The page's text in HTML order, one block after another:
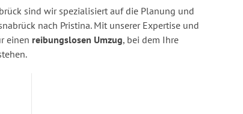
sind wir spezialisiert auf die Planung und
nach Pristina. Mit unserer Expertise und
einen reibungslosen Umzug, bei dem Ihre